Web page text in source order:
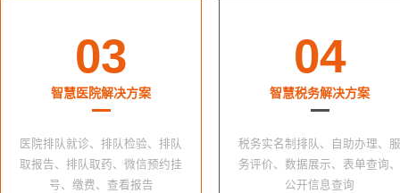
03
智慧医院解决方案
医院排队就诊、排队检验、排队
取报告、排队取药、微信预约挂
号、缴费、查看报告
04
智慧税务解决方案
税务实名制排队、自助办理、服
务评价、数据展示、表单查询、
公开信息查询